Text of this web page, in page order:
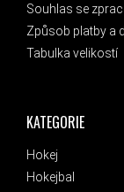
KATEGORIE
Hokej
Hokejbal
Souhlas se
Způsob platby a
Tabulka velikostí